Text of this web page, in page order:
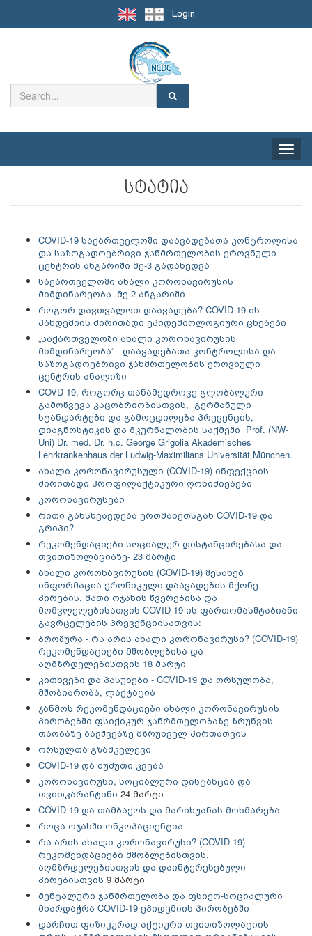
Login
Toggle
სტატია
COVID-19 საქართველოში დაავადებათა კონტროლისა
და საზოგადოებრივი ჯანმრთელობის ეროვნული
ცენტრის ანგარიში მე-3 გადახედვა
საქართველოში ახალი კორონავირუსის
მიმდინარეობა -მე-2 ანგარიში
როგორ დავთვალოთ დაავადება? COVID-19-ის
პანდემიის ძირითადი ეპიდემიოლოგიური ცნებები
„საქართველოში ახალი კორონავირუსის
მიმდინარეობა“ - დაავადებათა კონტროლისა და
საზოგადოებრივი ჯანმრთელობის ეროვნული
ცენტრის ანალიზი
COVD-19, როგორც თანამედროვე გლობალური
გამოწვევა კაცობრიობისთვის, გერმანული
სტანდარტები და გამოცდილება პრევენცის,
დიაგნოსტიკის და მკურნალობის საქმეში Prof. (NW-
Uni) Dr. med. Dr. h.c. George Grigolia Akademisches
Lehrkrankenhaus der Ludwig-Maximilians Universität München.
ახალი კორონავირუსული (COVID-19) ინფექციის
ძირითადი პროფილაქტიკური ღონიძიებები
კორონავირუსები
რითი განსხვავდება ერთმანეთსგან COVID-19 და
გრიპი?
რეკომენდაციები სოციალურ დისტანცირებასა და
თვითიზოლაციაზე- 23 მარტი
ახალი კორონავირუსის (COVID-19) შესახებ
ინფორმაცია ქრონიკული დაავადების მქონე
პირების, მათი ოჯახის წვერებისა და
მომვლელებისათვის COVID-19-ის ფართომასშტაბიანი
გავრცელების პრევენციისათვის:
ბროშურა - რა არის ახალი კორონავირუსი? (COVID-19)
რეკომენდაციები მშობლებისა და
აღმზრდელებისთვის 18 მარტი
კითხვები და პასუხები - COVID-19 და ორსულობა,
მშობიარობა, ლაქტაცია
ჯანმოს რეკომენდაციები ახალი კორონავირუსის
პირობებში ფსიქიკურ ჯანრმთელობაზე ზრუნვის
თაობაზე ბავშვებზე მზრუნველ პირთათვის
ორსულთა გზამკვლევი
COVID-19 და ძუძუთი კვება
კორონავირუსი, სოციალური დისტანცია და
თვითკარანტინი 24 მარტი
COVID-19 და თამბაქოს და მარიხუანას მოხმარება
როცა ოჯახში ონკოპაციენტია
რა არის ახალი კორონავირუსი? (COVID-19)
რეკომენდაციები მშობლებისთვის,
აღმზრდელებისთვის და დაინტერესებული
პირებისთვის 9 მარტი
მენტალური ჯანმრთელობა და ფსიქო-სოციალური
მხარდაჭრა COVID-19 ეპიდემიის პირობებში
დარჩით ფიზიკურად აქტიური თვითიზოლაციის